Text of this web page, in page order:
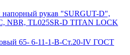
напорный рукав "SURGUT-D",
NBR, TL025SR-D TITAN LOCK